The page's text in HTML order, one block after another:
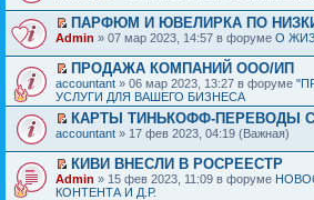
ПАРФЮМ И ЮВЕЛИРКА ПО
Admin » 07 мар 2023, 14:57 в форуме О
ПРОДАЖА КОМПАНИЙ ООО/ИП
accountant » 06 мар 2023, 13:27 в форуме
УСЛУГИ ДЛЯ ВАШЕГО БИЗНЕСА
КАРТЫ ТИНЬКОФФ-ПЕРЕВОДЫ
accountant » 17 фев 2023, 04:19 (Важная)
КИВИ ВНЕСЛИ В РОСРЕЕСТР
Admin » 15 фев 2023, 11:09 в форуме
КОНТЕНТА И Д.Р.